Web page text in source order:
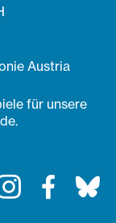
Austria
für unsere
Instagram